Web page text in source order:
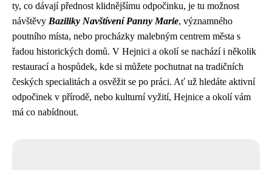
ty, co dávají přednost klidnějšímu odpočinku, je tu možnost
návštěvy Baziliky Navštívení Panny Marie, významného
poutního místa, nebo procházky malebným centrem města s
řadou historických domů. V Hejnici a okolí se nachází i několik
restaurací a hospůdek, kde si můžete pochutnat na tradičních
českých specialitách a osvěžit se po práci. Ať už hledáte aktivní
odpočinek v přírodě, nebo kulturní vyžití, Hejnice a okolí vám
má co nabídnout.